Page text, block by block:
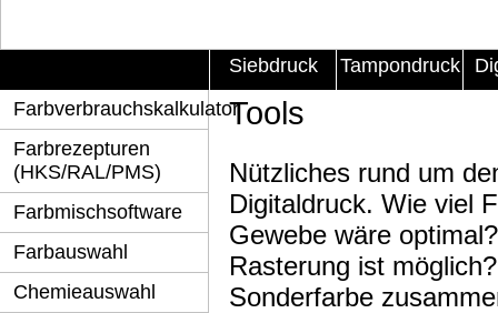
Siebdruck Tampondruck
Farbverbrauchskalkulator
Farbrezepturen
(HKS/RAL/PMS)
Farbmischsoftware
Farbauswahl
Chemieauswahl
Tools
Nützliches rund um
Digitaldruck. Wie viel
Gewebe wäre
Rasterung ist
Sonderfarbe